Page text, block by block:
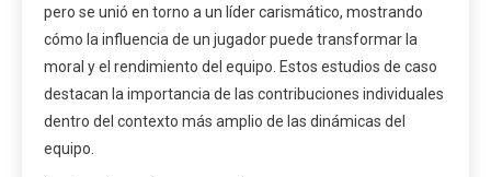
pero se unió en torno a un líder carismático, mostrando
cómo la influencia de un jugador puede transformar la
moral y el rendimiento del equipo. Estos estudios de caso
destacan la importancia de las contribuciones individuales
dentro del contexto más amplio de las dinámicas del
equipo.